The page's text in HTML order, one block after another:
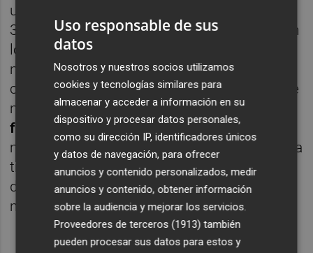
una subvención global cercana a los
395.000 euros en 2022 que se ejecutaron en
los
polígonos 9 d'Octubre y Masía d'Espí
más las acciones adicionales financiadas
con cargo al presupuesto municipal. De este
modo, se continúa con laapuesta por
fomentar la competitividad industrial
municipio, encaminándose a su excelencia, a
través de soluciones sostenibles para un
desarrollo respetuoso con el
medioambiente.
Uso responsable de sus
datos
Nosotros y nuestros socios utilizamos
cookies y tecnologías similares para
almacenar y acceder a información en su
dispositivo y procesar datos personales,
como su dirección IP, identificadores únicos
y datos de navegación, para ofrecer
anuncios y contenido personalizados, medir
anuncios y contenido, obtener información
sobre la audiencia y mejorar los servicios.
Proveedores de terceros (1913) también
pueden procesar sus datos para estos y